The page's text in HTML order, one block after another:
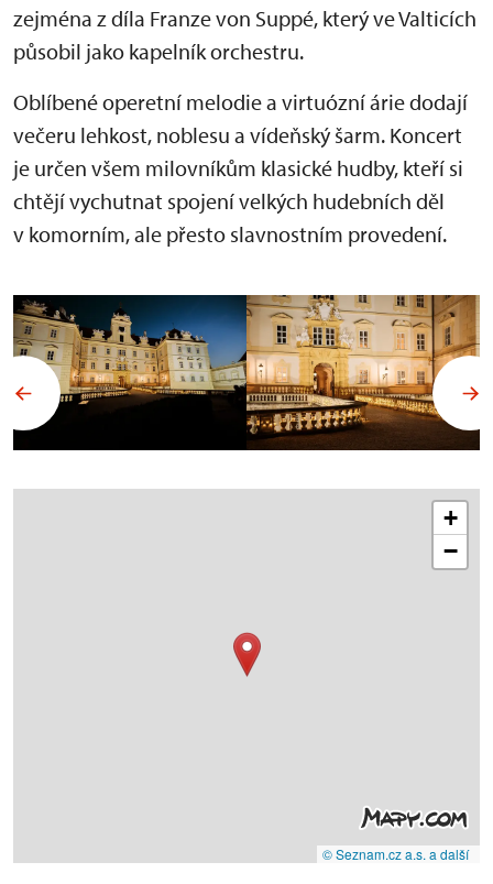
zejména z díla Franze von Suppé, který ve Valticích
působil jako kapelník orchestru.
Oblíbené operetní melodie a virtuózní árie dodají
večeru lehkost, noblesu a vídeňský šarm. Koncert
je určen všem milovníkům klasické hudby, kteří si
chtějí vychutnat spojení velkých hudebních děl
v komorním, ale přesto slavnostním provedení.
+
−
© Seznam.cz a.s. a další